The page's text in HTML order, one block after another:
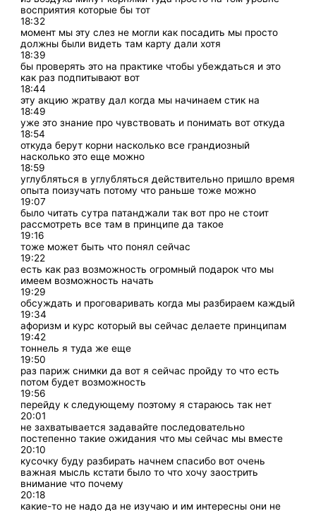
восприятия которые бы тот
18:32
момент мы эту слез не могли как посадить мы просто
должны были видеть там карту дали хотя
18:39
бы проверять это на практике чтобы убеждаться и это
как раз подпитывают вот
18:44
эту акцию жратву дал когда мы начинаем стик на
18:49
уже это знание про чувствовать и понимать вот откуда
18:54
откуда берут корни насколько все грандиозный
насколько это еще можно
18:59
углубляться в углубляться действительно пришло время
опыта поизучать потому что раньше тоже можно
19:07
было читать сутра патанджали так вот про не стоит
рассмотреть все там в принципе да такое
19:16
тоже может быть что понял сейчас
19:22
есть как раз возможность огромный подарок что мы
имеем возможность начать
19:29
обсуждать и проговаривать когда мы разбираем каждый
19:34
афоризм и курс который вы сейчас делаете принципам
19:42
тоннель я туда же еще
19:50
раз париж снимки да вот я сейчас пройду то что есть
потом будет возможность
19:56
перейду к следующему поэтому я стараюсь так нет
20:01
не захватывается задавайте последовательно
постепенно такие ожидания что мы сейчас мы вместе
20:10
кусочку буду разбирать начнем спасибо вот очень
важная мысль кстати было то что хочу заострить
внимание что почему
20:18
какие-то не надо да не изучаю и им интересны они не